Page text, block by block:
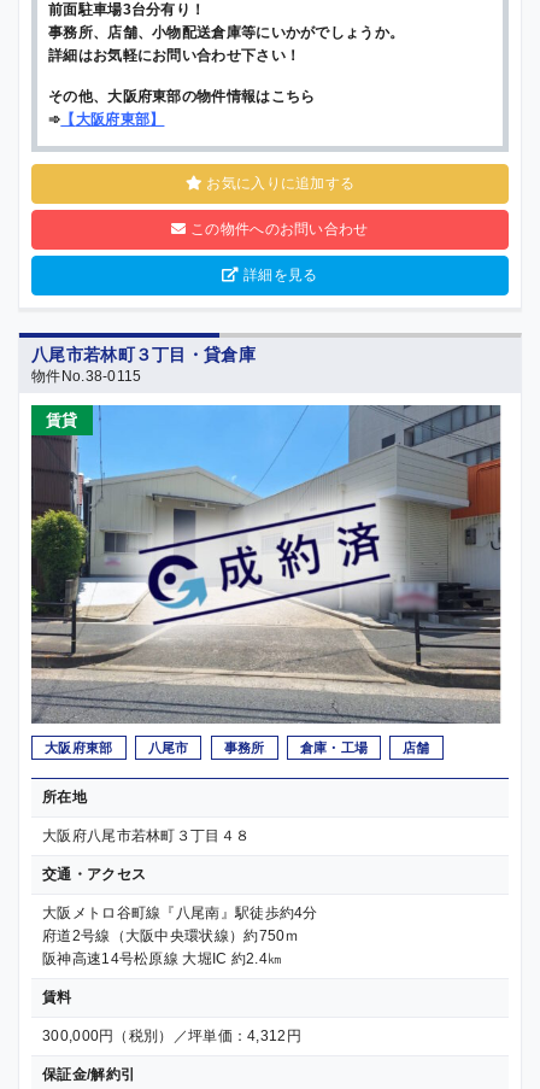
前面駐車場3台分有り！
事務所、店舗、小物配送倉庫等にいかがでしょうか。
詳細はお気軽にお問い合わせ下さい！
その他、大阪府東部の物件情報はこちら
➾ 【大阪府東部】
お気に入りに追加する
この物件へのお問い合わせ
詳細を見る
八尾市若林町３丁目・貸倉庫
物件No.38-0115
賃貸
大阪府東部 八尾市 事務所 倉庫・工場 店舗
所在地
大阪府八尾市若林町３丁目４８
交通・アクセス
大阪メトロ谷町線『八尾南』駅徒歩約4分
府道2号線（大阪中央環状線）約750ｍ
阪神高速14号松原線 大堀IC 約2.4㎞
賃料
300,000円（税別）／坪単価：4,312円
保証金/解約引